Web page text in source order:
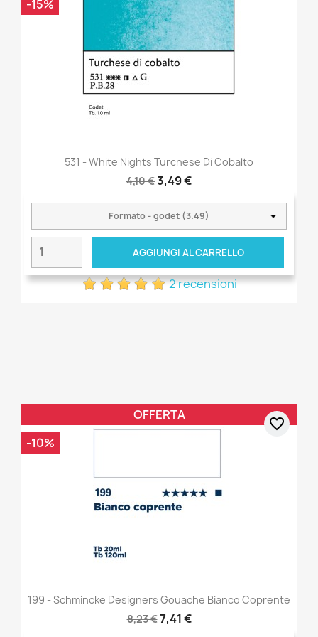
531 - White Nights Turchese Di Cobalto
4,10 €3,49 €
AGGIUNGI AL CARRELLO
2 recensioni
-15%
199 - Schmincke Designers Gouache Bianco Coprente
8,23 €7,41 €
OFFERTA
-10%
favorite_border